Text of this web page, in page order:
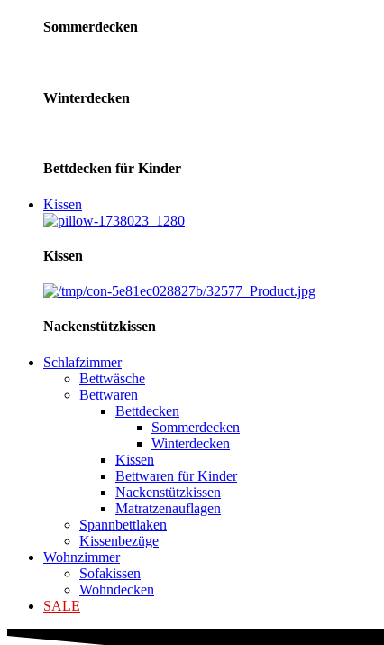
Sommerdecken
Winterdecken
Bettdecken für Kinder
Kissen
Kissen
Nackenstützkissen
Schlafzimmer
Bettwäsche
Bettwaren
Bettdecken
Sommerdecken
Winterdecken
Kissen
Bettwaren für Kinder
Nackenstützkissen
Matratzenauflagen
Spannbettlaken
Kissenbezüge
Wohnzimmer
Sofakissen
Wohndecken
SALE